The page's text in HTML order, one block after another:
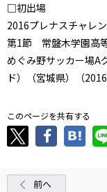
□初出場
2016プレナスチャレ
第1節 常盤木学園高
めぐみ野サッカー場A
ド）（宮城県）（
このページを共有する
前へ